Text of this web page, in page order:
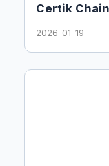
Certik
2026-01-19